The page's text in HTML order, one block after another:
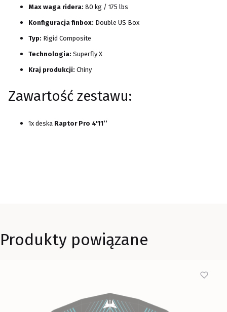
Max waga ridera: 80 kg / 175 lbs
Konfiguracja finbox: Double US Box
Typ: Rigid Composite
Technologia: Superfly X
Kraj produkcji: Chiny
Zawartość zestawu:
1x deska Raptor Pro 4'11’’
Produkty powiązane